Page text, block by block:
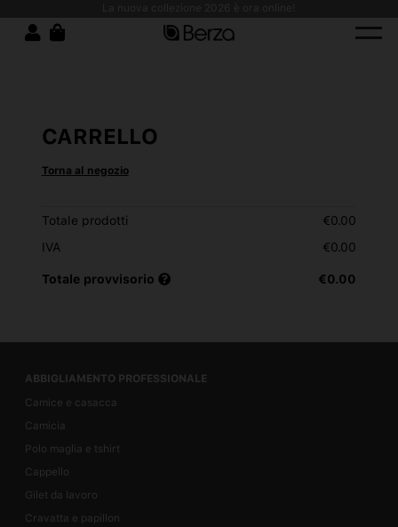
CARRELLO
Torna al negozio
Totale prodotti
€0.00
IVA
€0.00
Totale provvisorio €0.00
ABBIGLIAMENTO PROFESSIONALE
Camice e casacca
Camicia
Polo maglia e tshirt
Cappello
Gilet da lavoro
Cravatta e papillon